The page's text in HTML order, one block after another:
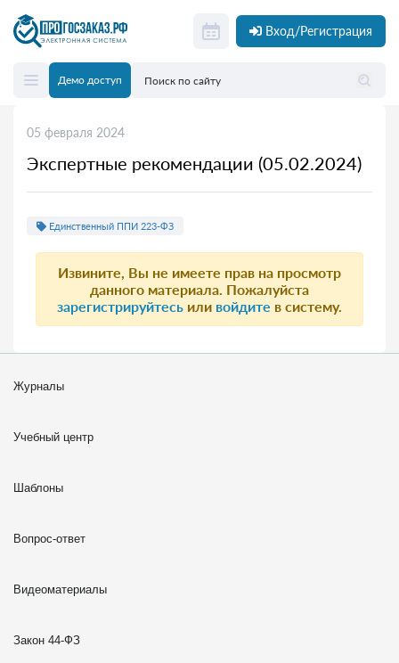
Вход/Регистрация
Демо доступ
05 февраля 2024
Экспертные рекомендации (05.02.2024)
Единственный ППИ 223-ФЗ
Извините, Вы не имеете прав на просмотр
данного материала. Пожалуйста
зарегистрируйтесь или войдите в систему.
Журналы
Учебный центр
Шаблоны
Вопрос-ответ
Видеоматериалы
Закон 44-ФЗ